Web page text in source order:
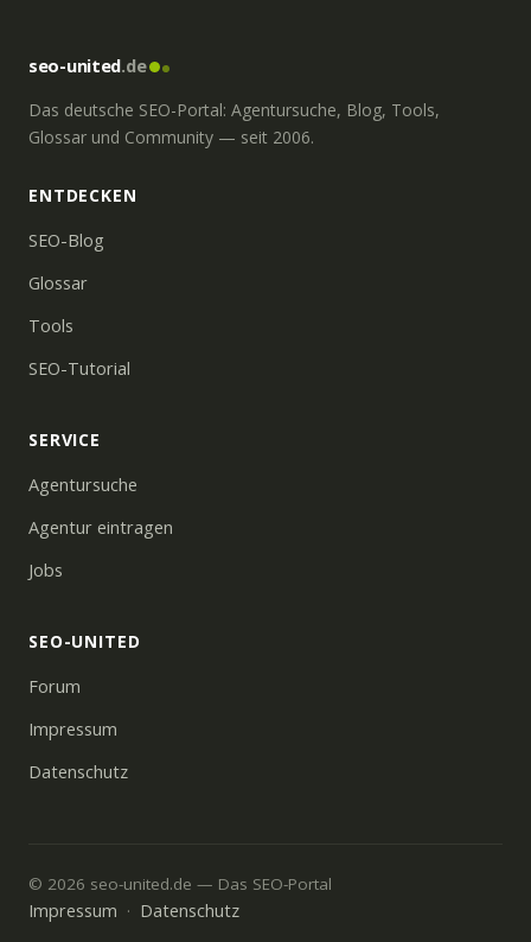
seo-united.de
Das deutsche SEO-Portal: Agentursuche, Blog, Tools,
Glossar und Community — seit 2006.
ENTDECKEN
SEO-Blog
Glossar
Tools
SEO-Tutorial
SERVICE
Agentursuche
Agentur eintragen
Jobs
SEO-UNITED
Forum
Impressum
Datenschutz
© 2026 seo-united.de — Das SEO-Portal
Impressum · Datenschutz